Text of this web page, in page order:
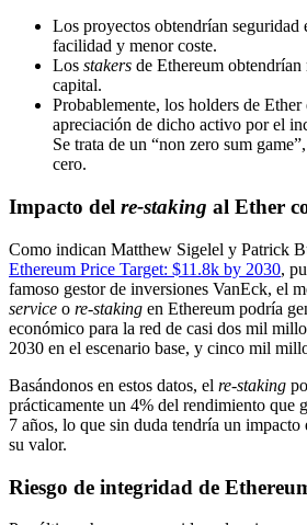
Los proyectos obtendrían seguridad
facilidad y menor coste.
Los stakers de Ethereum
capital.
Probablemente, los holders de
apreciación de dicho activo por el
Se trata de un “non zero sum
cero.
Impacto del re-staking al Ether
Como indican Matthew Sigelel y Patrick
Ethereum Price Target: $11.8k by 2030,
famoso gestor de inversiones VanEck, el
service o re-staking en Ethereum podría
económico para la red de casi dos mil
2030 en el escenario base, y cinco mil
Basándonos en estos datos, el re-staking
prácticamente un 4% del rendimiento que
7 años, lo que sin duda tendría un
su valor.
Riesgo de integridad de